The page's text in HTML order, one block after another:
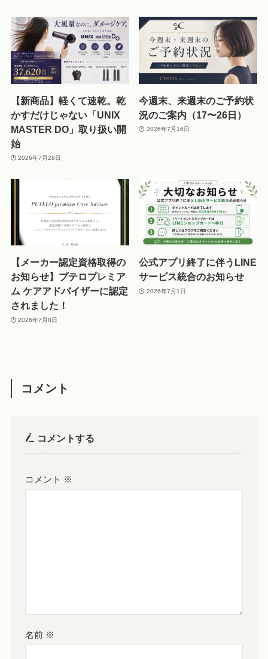
【新商品】軽くて速乾。乾
かすだけじゃない「UNIX
MASTER DO」取り扱い開
始
2026年7月28日
今週末、来週末のご予約状
況のご案内（17〜26日）
2026年7月16日
【メーカー認定資格取得の
お知らせ】プテロプレミア
ム ケアアドバイザーに認定
されました！
2026年7月8日
公式アプリ終了に伴うLINE
サービス統合のお知らせ
2026年7月1日
コメント
コメントする
コメント ※
名前 ※